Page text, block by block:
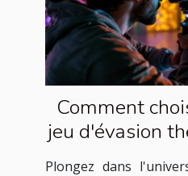
Comment
jeu d'évasion
votre
Plongez dans